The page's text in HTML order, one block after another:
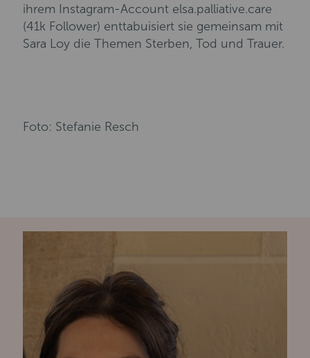
ihrem Instagram-Account elsa.palliative.care
(41k Follower) enttabuisiert sie gemeinsam mit
Sara Loy die Themen Sterben, Tod und Trauer.
Foto: Stefanie Resch